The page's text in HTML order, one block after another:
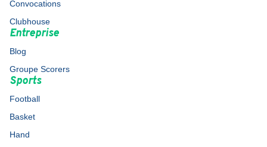
Convocations
Clubhouse
Entreprise
Blog
Groupe Scorers
Sports
Football
Basket
Hand